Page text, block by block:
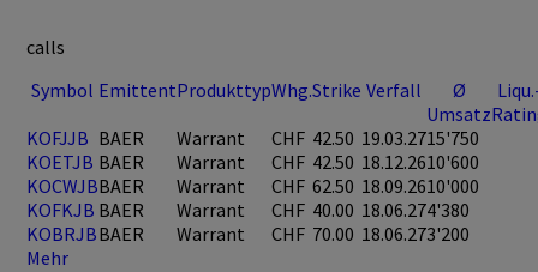
calls
Symbol EmittentProdukttypWhg.Strike Verfall
Ø
Umsatz
KOFJJB BAER Warrant CHF 42.50 19.03.2715'750
KOETJB BAER Warrant CHF 42.50 18.12.2610'600
KOCWJBBAER Warrant CHF 62.50 18.09.2610'000
KOFKJB BAER Warrant CHF 40.00 18.06.274'380
KOBRJBBAER Warrant CHF 70.00 18.06.273'200
Mehr